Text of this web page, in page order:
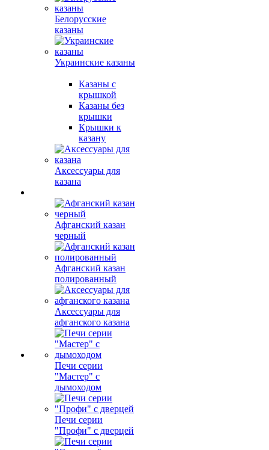
Белорусские
казаны
Украинские казаны
Казаны с
крышкой
Казаны без
крышки
Крышки к
казану
Аксессуары для
казана
Афганский казан
черный
Афганский казан
полированный
Аксессуары для
афганского казана
Печи серии
"Мастер" с
дымоходом
Печи серии
"Профи" с дверцей